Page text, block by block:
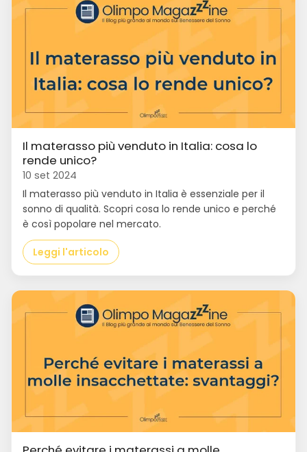
Il materasso più venduto in Italia: cosa lo
rende unico?
10 set 2024
Il materasso più venduto in Italia è essenziale per il
sonno di qualità. Scopri cosa lo rende unico e perché
è così popolare nel mercato.
Leggi l'articolo